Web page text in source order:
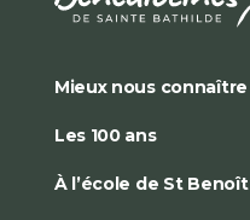
Mieux nous connaître
Les 100 ans
À l’école de St Benoît